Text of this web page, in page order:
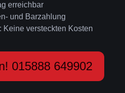
erreichbar
und Barzahlung
Keine versteckten Kosten
015888 649902